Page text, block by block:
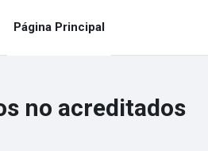
Página Principal
no acreditados